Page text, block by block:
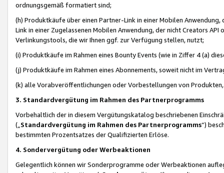
ordnungsgemäß formatiert sind;
(h) Produktkäufe über einen Partner-Link in einer Mobilen
Link in einer Zugelassenen Mobilen Anwendung, der nicht Creators
Verlinkungstools, die wir Ihnen ggf. zur Verfügung stellen, nutzt;
(i) Produktkäufe im Rahmen eines Bounty Events (wie in Ziffer 4 (a)
(j) Produktkäufe im Rahmen eines Abonnements, soweit nicht im
(k) alle Vorabveröffentlichungen oder Vorbestellungen von
3. Standardvergütung im Rahmen des Partnerprogramms
Vorbehaltlich der in diesem Vergütungskatalog beschriebenen
(„ Standardvergütung im Rahmen des Partnerprogramms“)
bestimmten Prozentsatzes der Qualifizierten Erlöse.
4. Sondervergütung oder Werbeaktionen
Gelegentlich können wir Sonderprogramme oder Werbeaktionen